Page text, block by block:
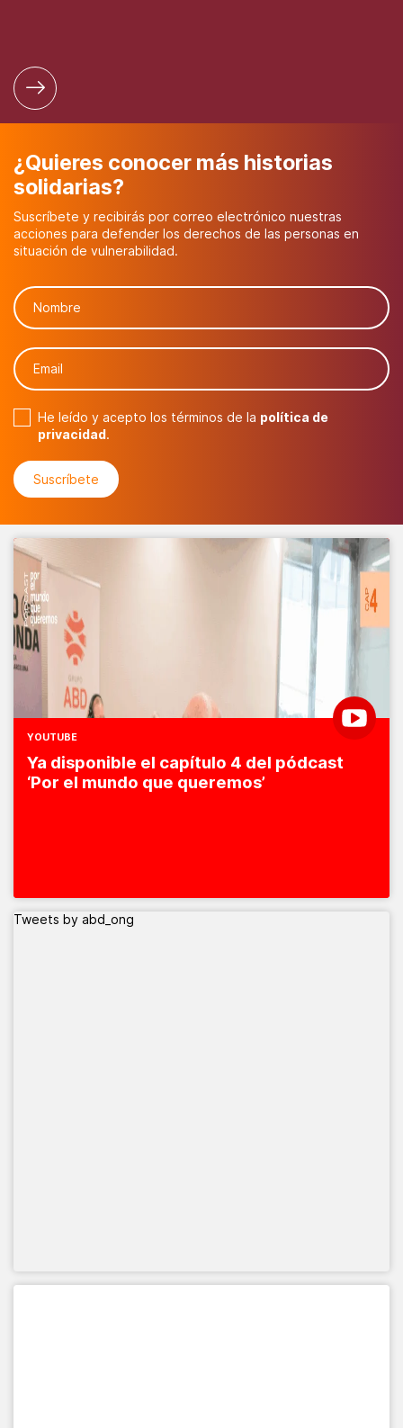
¿Quieres conocer más historias
solidarias?
Suscríbete y recibirás por correo electrónico nuestras
acciones para defender los derechos de las personas en
situación de vulnerabilidad.
He leído y acepto los términos de la política de
privacidad.
YOUTUBE
Ya disponible el capítulo 4 del pódcast
‘Por el mundo que queremos’
Tweets by abd_ong